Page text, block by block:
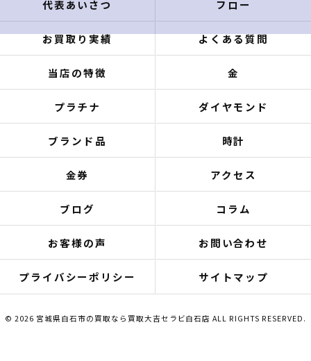
代表あいさつ フロー
お買取り実績 よくある質問
当店の特徴 金
プラチナ ダイヤモンド
ブランド品 時計
金券 アクセス
ブログ コラム
お客様の声 お問い合わせ
プライバシーポリシー サイトマップ
© 2026 宮城県白石市の買取なら買取大吉セラビ白石店 ALL RIGHTS RESERVED.